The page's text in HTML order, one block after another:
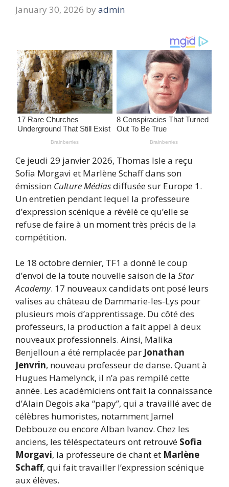
January 30, 2026 by admin
Ce jeudi 29 janvier 2026, Thomas Isle a reçu
Sofia Morgavi et Marlène Schaff dans son
émission Culture Médiasdiffusée sur Europe 1.
Un entretien pendant lequel la professeure
d’expression scénique a révélé ce qu’elle se
refuse de faire à un moment très précis de la
compétition.
Le 18 octobre dernier, TF1 a donné le coup
d’envoi de la toute nouvelle saison de la Star
Academy. 17 nouveaux candidats ont posé leurs
valises au château de Dammarie-les-Lys pour
plusieurs mois d’apprentissage. Du côté des
professeurs, la production a fait appel à deux
nouveaux professionnels. Ainsi, Malika
Benjelloun a été remplacée par Jonathan
Jenvrin, nouveau professeur de danse. Quant à
Hugues Hamelynck, il n’a pas rempilé cette
année. Les académiciens ont fait la connaissance
d’Alain Degois aka “papy”, qui a travaillé avec de
célèbres humoristes, notamment Jamel
Debbouze ou encore Alban Ivanov. Chez les
anciens, les téléspectateurs ont retrouvé Sofia
Morgavi, la professeure de chant et Marlène
Schaff, qui fait travailler l’expression scénique
aux élèves.